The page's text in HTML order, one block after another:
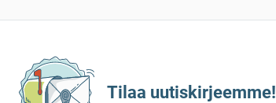
Tilaa uutiskirjeemme!